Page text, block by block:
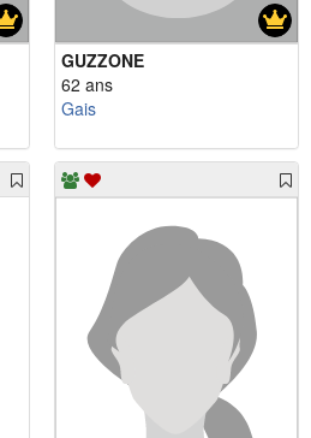
GUZZONE
62 ans
Gais